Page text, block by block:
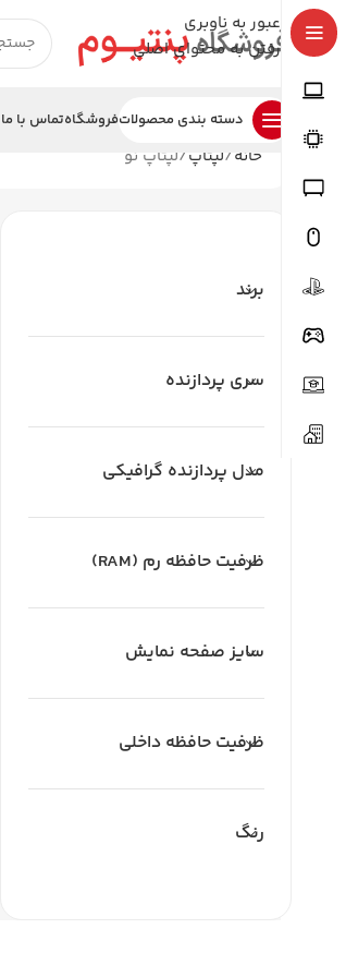
عبور به ناوبری
رفتن به محتوای اصلی
دسته بندی محصولاتفروشگاهتماس با ما
خانه لپتاپ لپتاپ نو
برند
سری پردازنده
مدل پردازنده گرافیکی
ظرفیت حافظه رم (RAM)
سایز صفحه نمایش
ظرفیت حافظه داخلی
رنگ